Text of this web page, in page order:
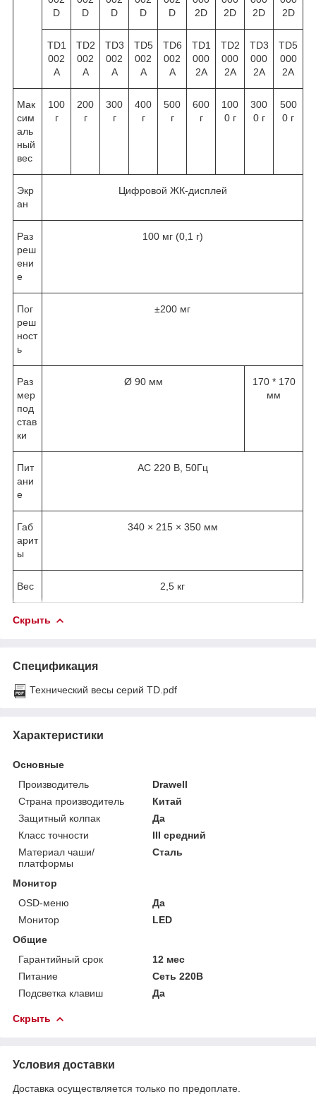
D
D
D
D
D
2D
2D
2D
2D
TD1
002
A
TD2
002
A
TD3
002
A
TD5
002
A
TD6
002
A
TD1
000
2A
TD2
000
2A
TD3
000
2A
TD5
000
2A
Мак
сим
аль
ный
вес
100
г
200
г
300
г
400
г
500
г
600
г
100
0 г
300
0 г
500
0 г
Экр
ан
Цифровой ЖК-дисплей
Раз
реш
ени
е
100 мг (0,1 г)
Пог
реш
ност
ь
±200 мг
Раз
мер
под
став
ки
Ø 90 мм
170 * 170
мм
Пит
ани
е
АС 220 В, 50Гц
Габ
арит
ы
340 × 215 × 350 мм
Вес 2,5 кг
Скрыть
Спецификация
Технический весы серий TD.pdf
Характеристики
Основные
Производитель
Drawell
Страна производитель
Китай
Защитный колпак
Да
Класс точности
III средний
Материал чаши/
платформы
Сталь
Монитор
OSD-меню
Да
Монитор
LED
Общие
Гарантийный срок
12 мес
Питание
Сеть 220В
Подсветка клавиш
Да
Скрыть
Условия доставки
Доставка осуществляется только по предоплате.